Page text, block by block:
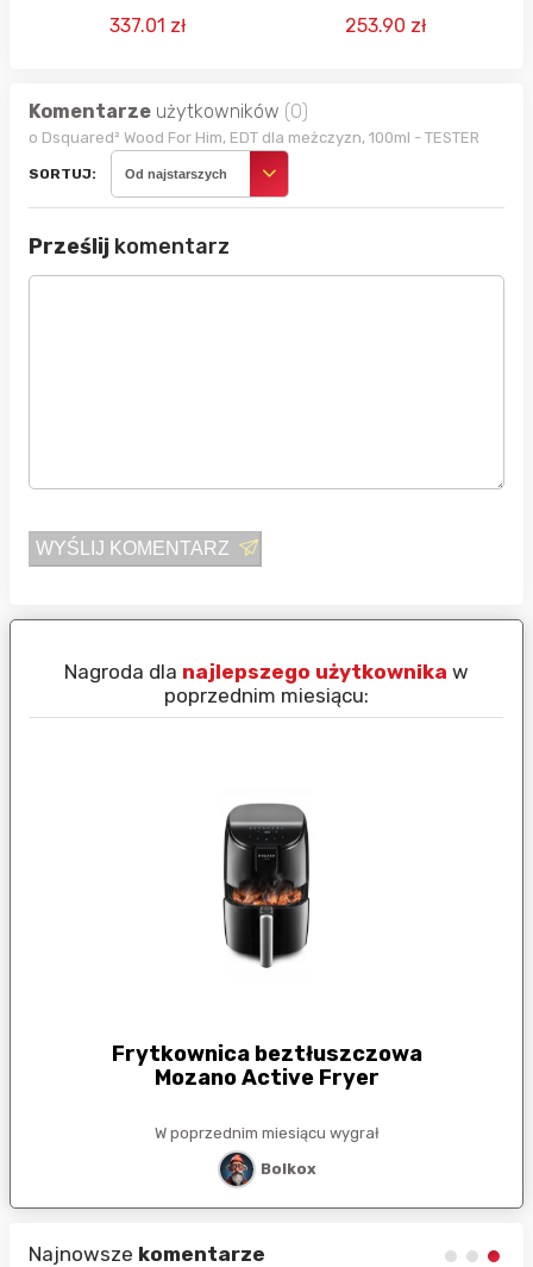
mężczyzn, 150 ml -
uzupełnienie
337.01 zł
mężczyzn, 90 ML
253.90 zł
Komentarze użytkowników (0)
o Dsquared² Wood For Him, EDT dla meżczyzn, 100ml - TESTER
SORTUJ: Od najstarszych
Prześlij komentarz
WYŚLIJ KOMENTARZ
Nagroda dla najlepszego użytkownika w
poprzednim miesiącu:
Frytkownica beztłuszczowa
Mozano Active Fryer
W poprzednim miesiącu wygrał
Bolkox
Najnowsze komentarze